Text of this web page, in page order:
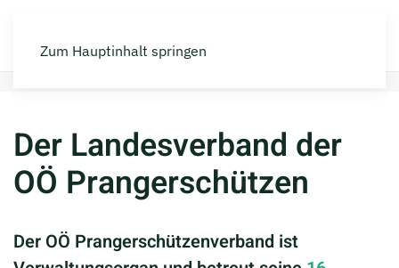
Zum Hauptinhalt springen
Der Landesverband der
OÖ Prangerschützen
Der OÖ Prangerschützenverband ist